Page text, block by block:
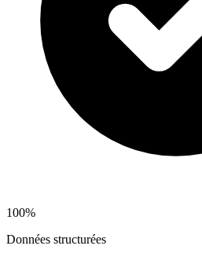
100%
Données structurées